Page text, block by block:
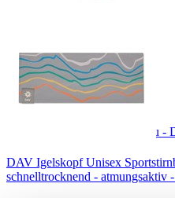
schnelltrocknend - leicht - blau -
DAV Igelskopf Unisex
schnelltrocknend - atmungsaktiv